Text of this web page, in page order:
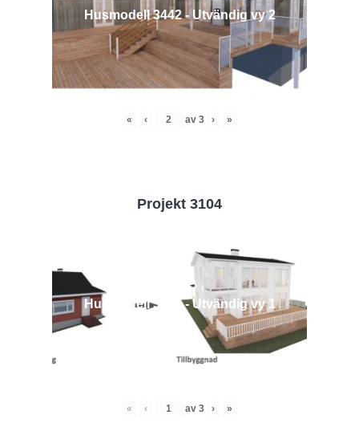
Husmodell 3442 - Utvändig vy 2
« ‹ av 3 › »
Projekt 3104
Husmodell 3104 - Utvändig vy 1
« ‹ av 3 › »